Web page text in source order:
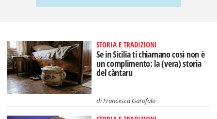
STORIA E TRADIZIONI
Se in Sicilia ti chiamano così non è
un complimento: la (vera) storia
del càntaru
diFrancesca Garofalo